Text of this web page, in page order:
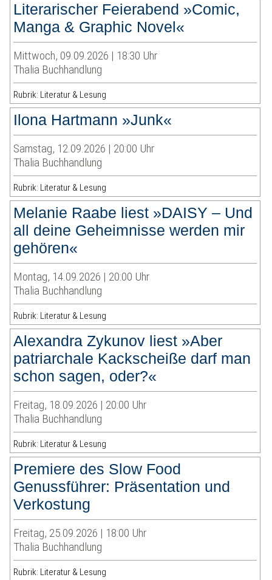
Literarischer Feierabend »Comic,
Manga & Graphic Novel«
Mittwoch, 09.09.2026 | 18:30 Uhr
Thalia Buchhandlung
Rubrik: Literatur & Lesung
Ilona Hartmann »Junk«
Samstag, 12.09.2026 | 20:00 Uhr
Thalia Buchhandlung
Rubrik: Literatur & Lesung
Melanie Raabe liest »DAISY – Und
all deine Geheimnisse werden mir
gehören«
Montag, 14.09.2026 | 20:00 Uhr
Thalia Buchhandlung
Rubrik: Literatur & Lesung
Alexandra Zykunov liest »Aber
patriarchale Kackscheiße darf man
schon sagen, oder?«
Freitag, 18.09.2026 | 20:00 Uhr
Thalia Buchhandlung
Rubrik: Literatur & Lesung
Premiere des Slow Food
Genussführer: Präsentation und
Verkostung
Freitag, 25.09.2026 | 18:00 Uhr
Thalia Buchhandlung
Rubrik: Literatur & Lesung